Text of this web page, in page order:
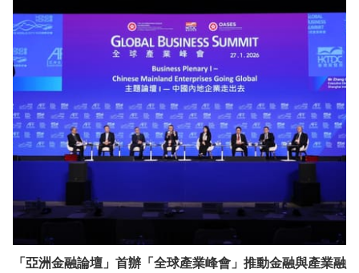
「亞洲金融論壇」首辦「全球產業峰會」推動金融與產業融